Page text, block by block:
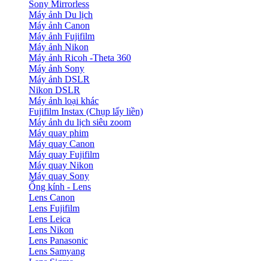
Sony Mirrorless
Máy ảnh Du lịch
Máy ảnh Canon
Máy ảnh Fujifilm
Máy ảnh Nikon
Máy ảnh Ricoh -Theta 360
Máy ảnh Sony
Máy ảnh DSLR
Nikon DSLR
Máy ảnh loại khác
Fujifilm Instax (Chụp lấy liền)
Máy ảnh du lịch siêu zoom
Máy quay phim
Máy quay Canon
Máy quay Fujifilm
Máy quay Nikon
Máy quay Sony
Ống kính - Lens
Lens Canon
Lens Fujifilm
Lens Leica
Lens Nikon
Lens Panasonic
Lens Samyang